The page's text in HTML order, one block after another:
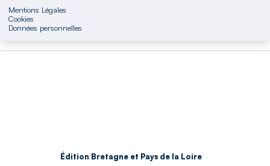
Mentions Légales
Cookies
Données personnelles
Édition Bretagne et Pays de la Loire